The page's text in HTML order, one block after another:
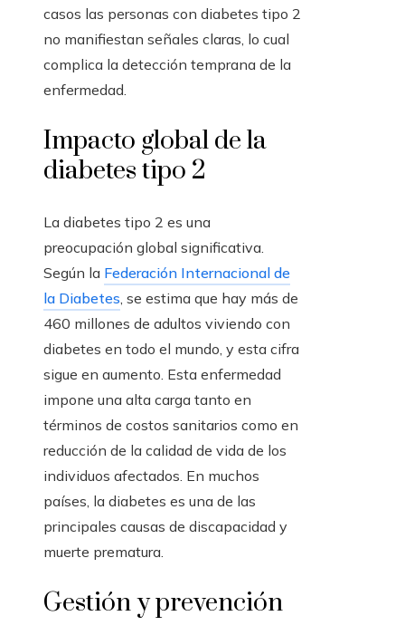
casos las personas con diabetes tipo 2
no manifiestan señales claras, lo cual
complica la detección temprana de la
enfermedad.
Impacto global de la
diabetes tipo 2
La diabetes tipo 2 es una
preocupación global significativa.
Según la Federación Internacional de
la Diabetes, se estima que hay más de
460 millones de adultos viviendo con
diabetes en todo el mundo, y esta cifra
sigue en aumento. Esta enfermedad
impone una alta carga tanto en
términos de costos sanitarios como en
reducción de la calidad de vida de los
individuos afectados. En muchos
países, la diabetes es una de las
principales causas de discapacidad y
muerte prematura.
Gestión y prevención